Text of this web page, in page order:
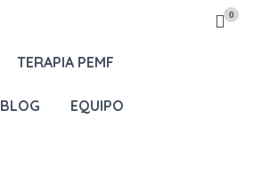
0
TERAPIA PEMF
BLOG EQUIPO